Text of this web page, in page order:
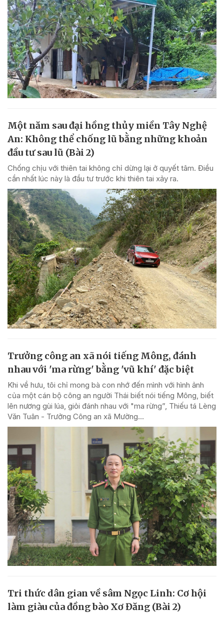
Một năm sau đại hồng thủy miền Tây Nghệ
An: Không thể chống lũ bằng những khoản
đầu tư sau lũ (Bài 2)
Chống chịu với thiên tai không chỉ dừng lại ở quyết tâm. Điều
cần nhất lúc này là đầu tư trước khi thiên tai xảy ra.
Trưởng công an xã nói tiếng Mông, đánh
nhau với 'ma rừng' bằng 'vũ khí' đặc biệt
Khi về hưu, tôi chỉ mong bà con nhớ đến mình với hình ảnh
của một cán bộ công an người Thái biết nói tiếng Mông, biết
lên nương gùi lúa, giỏi đánh nhau với "ma rừng”, Thiếu tá Lèng
Văn Tuân - Trưởng Công an xã Mường...
Tri thức dân gian về sâm Ngọc Linh: Cơ hội
làm giàu của đồng bào Xơ Đăng (Bài 2)